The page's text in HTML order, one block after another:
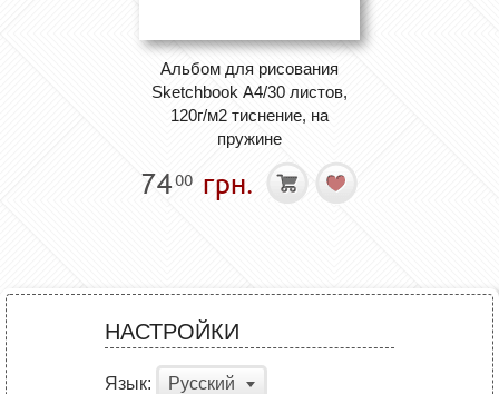
Альбом для рисования
Sketchbook А4/30 листов,
120г/м2 тиснение, на
пружине
7400 грн.
НАСТРОЙКИ
Язык: Русский